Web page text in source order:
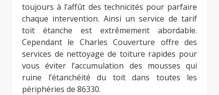
toujours à l’affût des technicités pour parfaire
chaque intervention. Ainsi un service de tarif
toit étanche est extrêmement abordable.
Cependant le Charles Couverture offre des
services de nettoyage de toiture rapides pour
vous éviter l’accumulation des mousses qui
ruine l’étanchéité du toit dans toutes les
périphéries de 86330.